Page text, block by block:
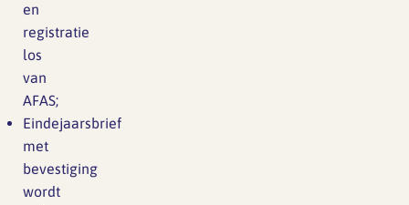
en
registratie
los
van
AFAS;
Eindejaarsbrief
met
bevestiging
wordt